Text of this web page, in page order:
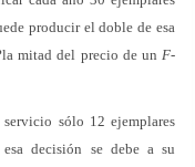
producir el doble de esa
mitad del precio de unF-
sólo 12 ejemplares
decisión se debe a su